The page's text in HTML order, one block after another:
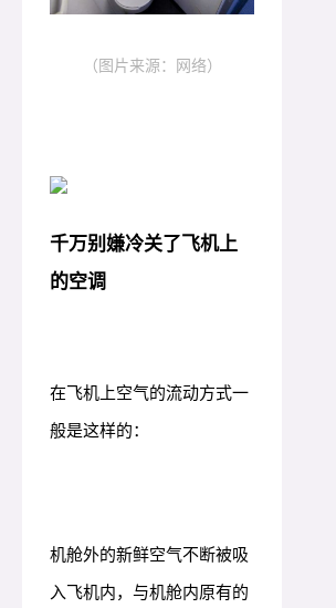
（图片来源：网络）
千万别嫌冷关了飞机上
的空调
在飞机上空气的流动方式一
般是这样的：
机舱外的新鲜空气不断被吸
入飞机内，与机舱内原有的